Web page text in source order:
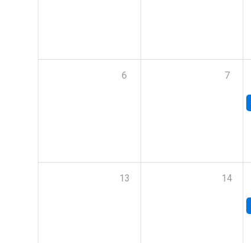
6 7
13 14